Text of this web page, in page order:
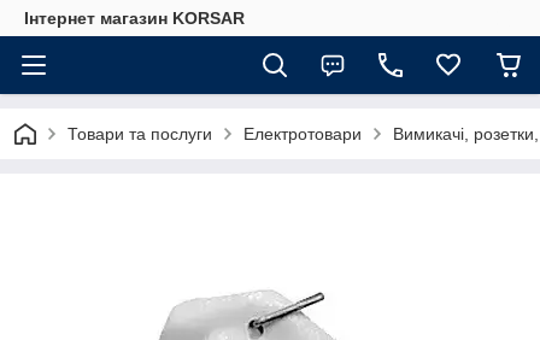
Iнтернет магазин KORSAR
Товари та послуги Електротовари Вимикачі,